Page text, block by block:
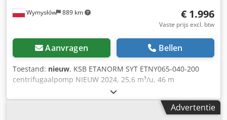
Wymysłów 889 km € 1.996
Vaste prijs excl. btw
Aanvragen Bellen
Toestand: nieuw, KSB ETANORM SYT ETNY065-040-200
centrifugaalpomp NIEUW 2024, 25,6 m³/u, 46 m
opvoerhoogte Te koop: hoogwaardige centrifugaalpomp
van het gerenommeerde Duitse merk KSB, model
ETANORM SYT ETNY065-040-200. Nieuw apparaat,Advertentie